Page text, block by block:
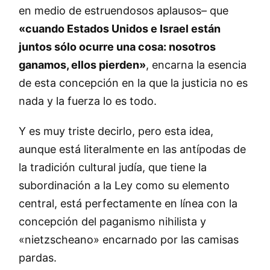
en medio de estruendosos aplausos– que
«cuando Estados Unidos e Israel están
juntos sólo ocurre una cosa: nosotros
ganamos, ellos pierden», encarna la esencia
de esta concepción en la que la justicia no es
nada y la fuerza lo es todo.
Y es muy triste decirlo, pero esta idea,
aunque está literalmente en las antípodas de
la tradición cultural judía, que tiene la
subordinación a la Ley como su elemento
central, está perfectamente en línea con la
concepción del paganismo nihilista y
«nietzscheano» encarnado por las camisas
pardas.